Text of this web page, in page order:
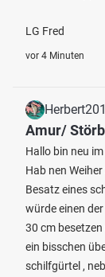
LG Fred
vor 4 Minuten
Amur/
Hallo bin neu
Hab nen
Besatz eines
würde einen
30 cm
ein bisschen
schilfgürtel ,